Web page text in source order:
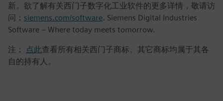
新。欲了解有关西门子数字化工业软件的更多详情，敬请访
问： siemens.com/software. Siemens Digital Industries
Software – Where today meets tomorrow.
注： 点此查看所有相关西门子商标。其它商标均属于其各
自的持有人。